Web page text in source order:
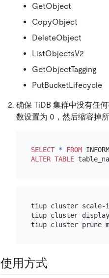
GetObject
CopyObject
DeleteObject
ListObjectsV2
GetObjectTagging
PutBucketLifecycle
确保 TiDB 集群中没有任
数设置为 0，然后缩容掉
SELECT * FROM
ALTER TABLE
tiup cluster scale-
tiup cluster
tiup
使用方式